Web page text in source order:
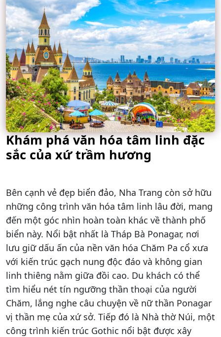
Khám phá văn hóa tâm linh đặc
sắc của xứ trầm hương
Bên cạnh vẻ đẹp biển đảo, Nha Trang còn sở hữu
những công trình văn hóa tâm linh lâu đời, mang
đến một góc nhìn hoàn toàn khác về thành phố
biển này. Nổi bật nhất là Tháp Bà Ponagar, nơi
lưu giữ dấu ấn của nền văn hóa Chăm Pa cổ xưa
với kiến trúc gạch nung độc đáo và không gian
linh thiêng nằm giữa đồi cao. Du khách có thể
tìm hiểu nét tín ngưỡng thần thoại của người
Chăm, lắng nghe câu chuyện về nữ thần Ponagar
vị thần mẹ của xứ sở. Tiếp đó là Nhà thờ Núi, một
công trình kiến trúc Gothic nổi bật được xây